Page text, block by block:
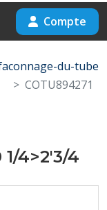
Compte
du-tube
COTU894271
4>2'3/4